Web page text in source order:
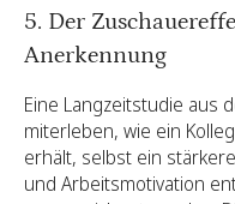
5. Der
Anerkennung
Eine Langzeitstudie aus
miterleben, wie ein
erhält, selbst ein
und Arbeitsmotivation